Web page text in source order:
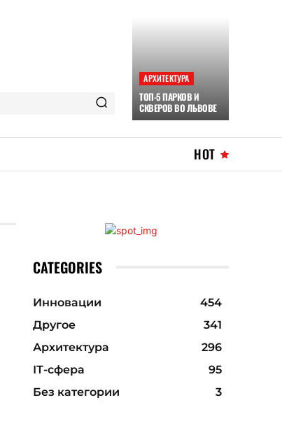
АРХИТЕКТУРА
ТОП-5 ПАРКОВ И
СКВЕРОВ ВО ЛЬВОВЕ
HOT
CATEGORIES
Инновации
454
Другое
341
Архитектура
296
ІТ-сфера
95
Без категории
3